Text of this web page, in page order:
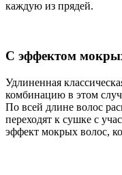
каждую из прядей.
С эффектом
Удлиненная
комбинацию в этом
По всей длине волос
переходят к сушке с
эффект мокрых волос,